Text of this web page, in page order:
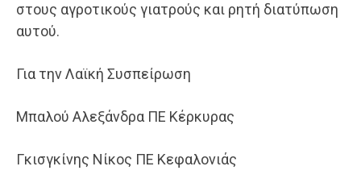
στους αγροτικούς γιατρούς και ρητή διατύπωση
αυτού.
Για την Λαϊκή Συσπείρωση
Μπαλού Αλεξάνδρα ΠΕ Κέρκυρας
Γκισγκίνης Νίκος ΠΕ Κεφαλονιάς